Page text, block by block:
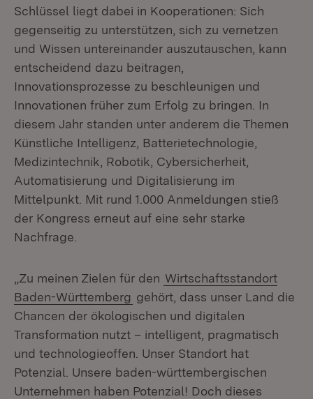
Schlüssel liegt dabei in Kooperationen: Sich
gegenseitig zu unterstützen, sich zu vernetzen
und Wissen untereinander auszutauschen, kann
entscheidend dazu beitragen,
Innovationsprozesse zu beschleunigen und
Innovationen früher zum Erfolg zu bringen. In
diesem Jahr standen unter anderem die Themen
Künstliche Intelligenz, Batterietechnologie,
Medizintechnik, Robotik, Cybersicherheit,
Automatisierung und Digitalisierung im
Mittelpunkt. Mit rund 1.000 Anmeldungen stieß
der Kongress erneut auf eine sehr starke
Nachfrage.
„Zu meinen Zielen für den Wirtschaftsstandort
Baden-Württemberg gehört, dass unser Land die
Chancen der ökologischen und digitalen
Transformation nutzt – intelligent, pragmatisch
und technologieoffen. Unser Standort hat
Potenzial. Unsere baden-württembergischen
Unternehmen haben Potenzial! Doch dieses